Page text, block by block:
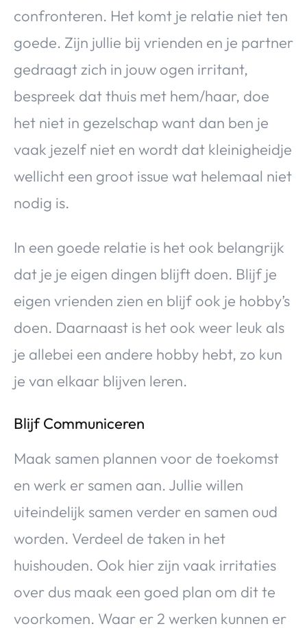
confronteren. Het komt je relatie niet ten
goede. Zijn jullie bij vrienden en je partner
gedraagt zich in jouw ogen irritant,
bespreek dat thuis met hem/haar, doe
het niet in gezelschap want dan ben je
vaak jezelf niet en wordt dat kleinigheidje
wellicht een groot issue wat helemaal niet
nodig is.
In een goede relatie is het ook belangrijk
dat je je eigen dingen blijft doen. Blijf je
eigen vrienden zien en blijf ook je hobby’s
doen. Daarnaast is het ook weer leuk als
je allebei een andere hobby hebt, zo kun
je van elkaar blijven leren.
Blijf Communiceren
Maak samen plannen voor de toekomst
en werk er samen aan. Jullie willen
uiteindelijk samen verder en samen oud
worden. Verdeel de taken in het
huishouden. Ook hier zijn vaak irritaties
over dus maak een goed plan om dit te
voorkomen. Waar er 2 werken kunnen er